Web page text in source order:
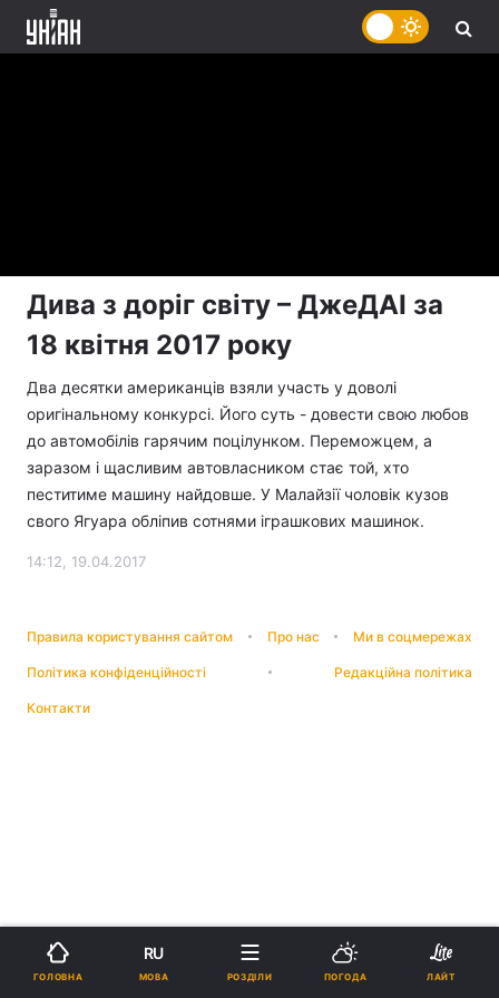
Дива з доріг світу – ДжеДАІ за
18 квітня 2017 року
Два десятки американців взяли участь у доволі
оригінальному конкурсі. Його суть - довести свою любов
до автомобілів гарячим поцілунком. Переможцем, а
заразом і щасливим автовласником стає той, хто
пеститиме машину найдовше. У Малайзії чоловік кузов
свого Ягуара обліпив сотнями іграшкових машинок.
14:12, 19.04.2017
Правила користування сайтом Про нас Ми в соцмережах
Політика конфіденційності Редакційна політика
Контакти
ГОЛОВНА
RU
МОВА РОЗДІЛИ ПОГОДА ЛАЙТ